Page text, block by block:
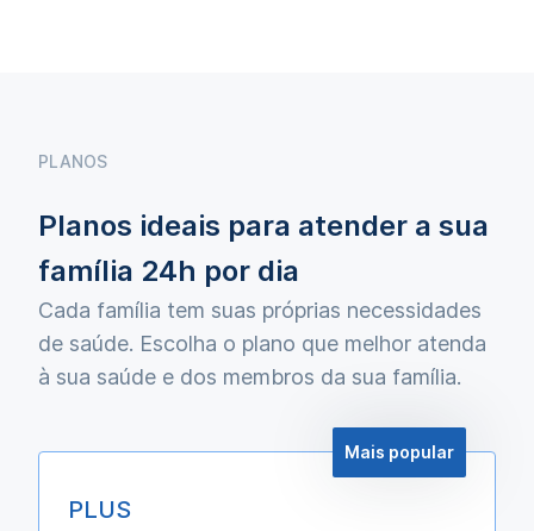
PLANOS
Planos ideais para atender a sua
família 24h por dia
Cada família tem suas próprias necessidades
de saúde. Escolha o plano que melhor atenda
à sua saúde e dos membros da sua família.
Mais popular
PLUS